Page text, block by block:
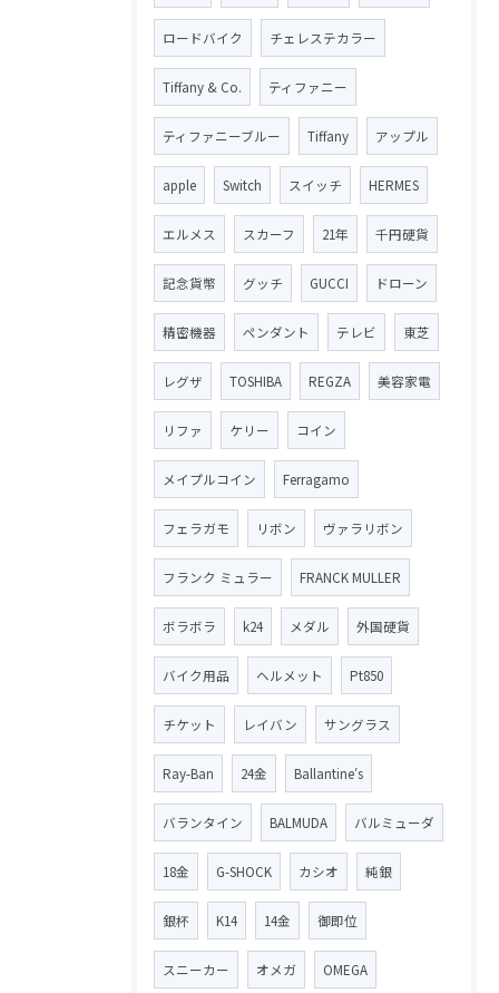
ロードバイク チェレステカラー
Tiffany & Co. ティファニー
ティファニーブルー Tiffany アップル
apple Switch スイッチ HERMES
エルメス スカーフ 21年 千円硬貨
記念貨幣 グッチ GUCCI ドローン
精密機器 ペンダント テレビ 東芝
レグザ TOSHIBA REGZA 美容家電
リファ ケリー コイン
メイプルコイン Ferragamo
フェラガモ リボン ヴァラリボン
フランク ミュラー FRANCK MULLER
ボラボラ k24 メダル 外国硬貨
バイク用品 ヘルメット Pt850
チケット レイバン サングラス
Ray-Ban 24金 Ballantine′s
バランタイン BALMUDA バルミューダ
18金 G-SHOCK カシオ 純銀
銀杯 K14 14金 御即位
スニーカー オメガ OMEGA